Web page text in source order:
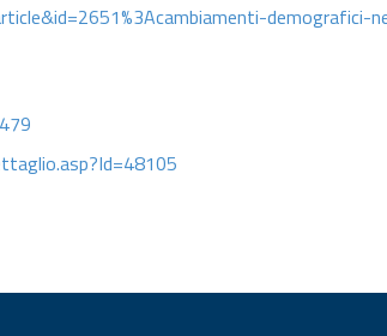
demografici-